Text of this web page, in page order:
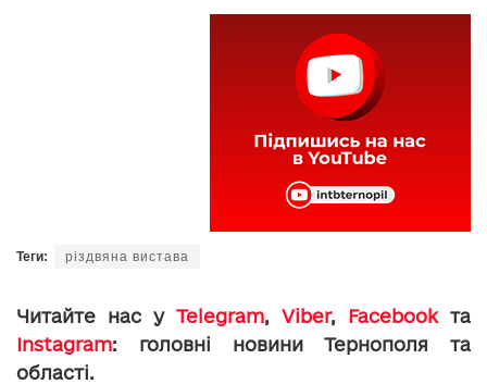
Теги: різдвяна вистава
Читайте нас у Telegram, Viber, Facebookта
Instagram: головні новини Тернополя та
області.